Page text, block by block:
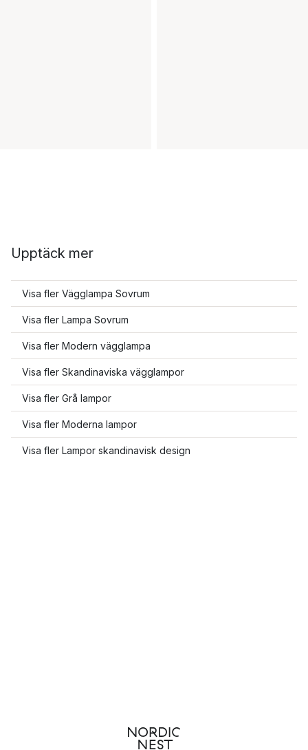
Upptäck mer
Visa fler Vägglampa Sovrum
Visa fler Lampa Sovrum
Visa fler Modern vägglampa
Visa fler Skandinaviska vägglampor
Visa fler Grå lampor
Visa fler Moderna lampor
Visa fler Lampor skandinavisk design